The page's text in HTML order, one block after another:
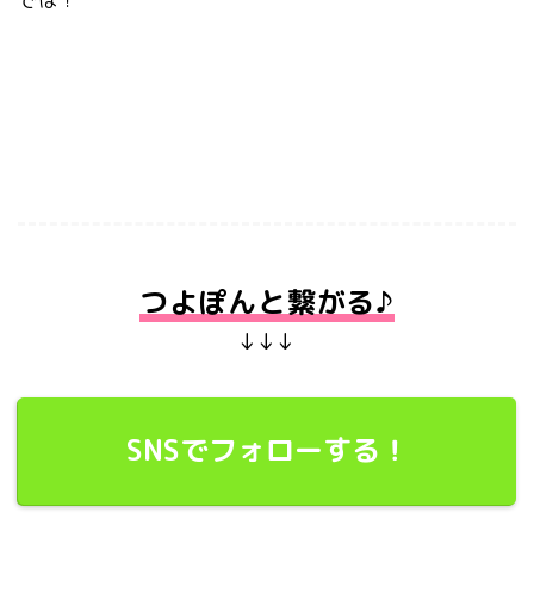
つよぽんと繋がる♪
↓↓↓
SNSでフォローする！